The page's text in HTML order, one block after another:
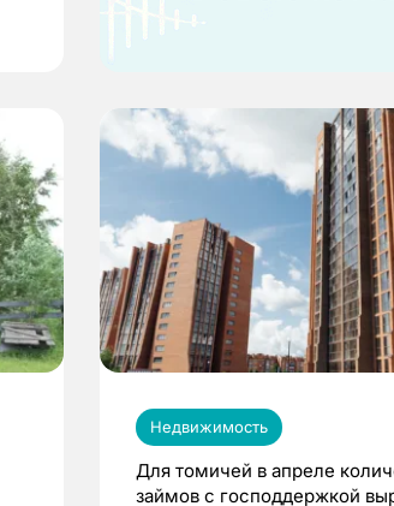
Недвижимость
Для томичей в апреле
займов с господдержкой